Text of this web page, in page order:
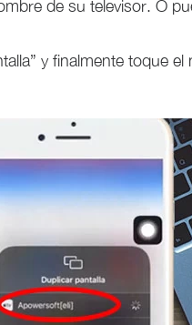
de su televisor. O
y finalmente toque